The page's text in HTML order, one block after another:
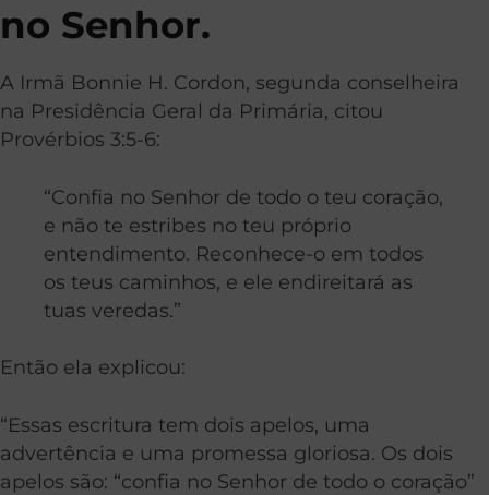
no Senhor.
A Irmã Bonnie H. Cordon, segunda conselheira
na Presidência Geral da Primária, citou
Provérbios 3:5-6:
“Confia no Senhor de todo o teu coração,
e não te estribes no teu próprio
entendimento. Reconhece-o em todos
os teus caminhos, e ele endireitará as
tuas veredas.”
Então ela explicou:
“Essas escritura tem dois apelos, uma
advertência e uma promessa gloriosa. Os dois
apelos são: “confia no Senhor de todo o coração”